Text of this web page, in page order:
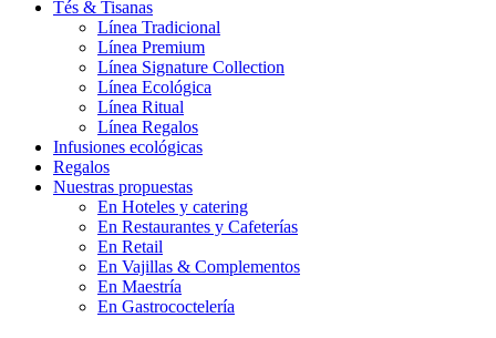
Tés & Tisanas
Línea Tradicional
Línea Premium
Línea Signature Collection
Línea Ecológica
Línea Ritual
Línea Regalos
Infusiones ecológicas
Regalos
Nuestras propuestas
En Hoteles y catering
En Restaurantes y Cafeterías
En Retail
En Vajillas & Complementos
En Maestría
En Gastrococtelería